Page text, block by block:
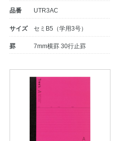
品番 UTR3AC
サイズ セミB5（学用3号）
罫 7mm横罫 30行止罫